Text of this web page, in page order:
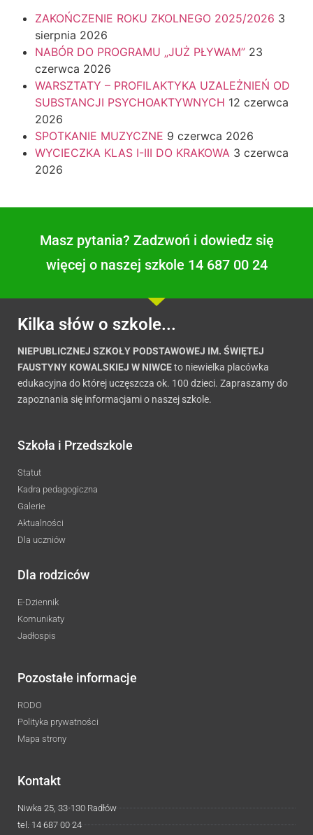
ZAKOŃCZENIE ROKU ZKOLNEGO 2025/2026 3
sierpnia 2026
NABÓR DO PROGRAMU „JUŻ PŁYWAM” 23
czerwca 2026
WARSZTATY – PROFILAKTYKA UZALEŻNIEŃ OD
SUBSTANCJI PSYCHOAKTYWNYCH 12 czerwca
2026
SPOTKANIE MUZYCZNE 9 czerwca 2026
WYCIECZKA KLAS I-III DO KRAKOWA 3 czerwca
2026
Masz pytania? Zadzwoń i dowiedz się
więcej o naszej szkole 14 687 00 24
Kilka słów o szkole...
NIEPUBLICZNEJ SZKOŁY PODSTAWOWEJ IM. ŚWIĘTEJ
FAUSTYNY KOWALSKIEJ W NIWCEto niewielka placówka
edukacyjna do której uczęszcza ok. 100 dzieci. Zapraszamy do
zapoznania się informacjami o naszej szkole.
Szkoła i Przedszkole
Statut
Kadra pedagogiczna
Galerie
Aktualności
Dla uczniów
Dla rodziców
E-Dziennik
Komunikaty
Jadłospis
Pozostałe informacje
RODO
Polityka prywatności
Mapa strony
Kontakt
Niwka 25, 33-130 Radłów
tel. 14 687 00 24